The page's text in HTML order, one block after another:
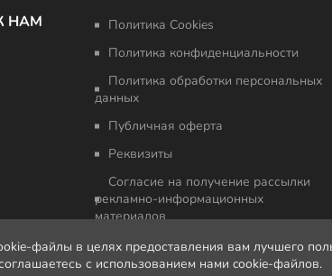
НАМ
Политика Cookies
Политика конфиденциальности
Политика обработки персональных
данных
Публичная оферта
Реквизиты
Согласие на получение рассылки
рекламно-информационных
материалов
файлы в целях предоставления вам лучшего
с использованием нами cookie-файлов.